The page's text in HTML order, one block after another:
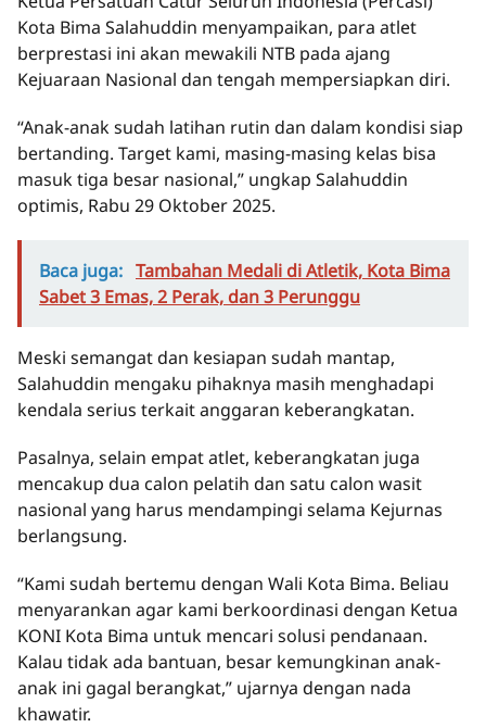
Kota Bima Salahuddin menyampaikan, para atlet
berprestasi ini akan mewakili NTB pada ajang
Kejuaraan Nasional dan tengah mempersiapkan diri.
“Anak-anak sudah latihan rutin dan dalam kondisi siap
bertanding. Target kami, masing-masing kelas bisa
masuk tiga besar nasional,” ungkap Salahuddin
optimis, Rabu 29 Oktober 2025.
Baca juga: Tambahan Medali di Atletik, Kota Bima
Sabet 3 Emas, 2 Perak, dan 3 Perunggu
Meski semangat dan kesiapan sudah mantap,
Salahuddin mengaku pihaknya masih menghadapi
kendala serius terkait anggaran keberangkatan.
Pasalnya, selain empat atlet, keberangkatan juga
mencakup dua calon pelatih dan satu calon wasit
nasional yang harus mendampingi selama Kejurnas
berlangsung.
“Kami sudah bertemu dengan Wali Kota Bima. Beliau
menyarankan agar kami berkoordinasi dengan Ketua
KONI Kota Bima untuk mencari solusi pendanaan.
Kalau tidak ada bantuan, besar kemungkinan anak-
anak ini gagal berangkat,” ujarnya dengan nada
khawatir.